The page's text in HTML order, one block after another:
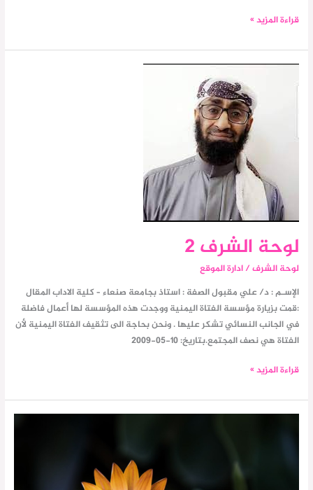
قراءة المزيد »
لوحة الشرف 2
لوحة الشرف/ادارة الموقع
الإسـم : د/ علي مقبول الصفة : استاذ بجامعة صنعاء – كلية الاداب المقال
:قمت بزيارة مؤسسة الفتاة اليمنية ووجدت هذه المؤسسة لها أعمال فاضلة
في الجانب النسائي تشكر عليها . ونحن بحاجة الى تثقيف الفتاة اليمنية لأن
الفتاة هي نصف المجتمع.بتاريخ: 10-05-2009
الشرف
قراءة المزيد »